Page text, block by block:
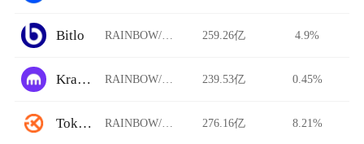
Bitlo RAINBOW/USDT 259.26亿 4.9%
Kraken RAINBOW/USDT 239.53亿 0.45%
Tokenize Xchange RAINBOW/USDT 276.16亿 8.21%